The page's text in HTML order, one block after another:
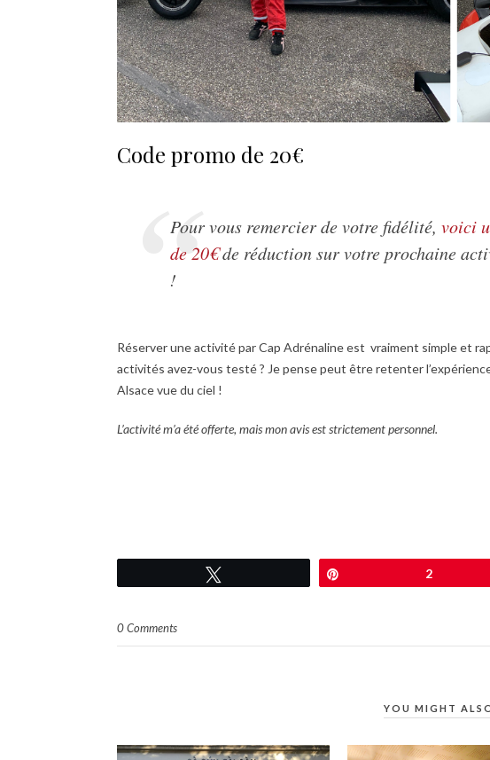
Code promo de 20€
Pour vous remercier de votre fidélité, voici
de 20€de réduction sur votre prochaine
!
Réserver une activité par Cap Adrénaline est vraiment simple et
activités avez-vous testé ? Je pense peut être retenter
Alsace vue du ciel !
L’activité m’a été offerte, mais mon avis est strictement personnel.
2
0 Comments
YOU MIGHT